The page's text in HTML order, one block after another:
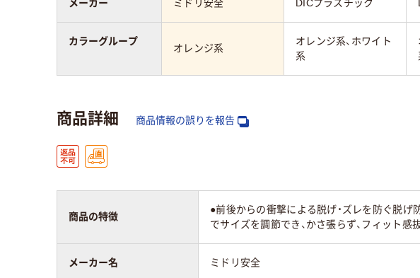
ミドリ安全 DICプラスチック
オレンジ系
オレンジ系、ホワイト
系
メーカー
カラーグループ
商品詳細 商品情報の誤りを報告
商品の特徴
●前後からの衝撃による脱げ・ズレを防ぐ脱げ
でサイズを調節でき、かさ張らず、フィット感
メーカー名 ミドリ安全